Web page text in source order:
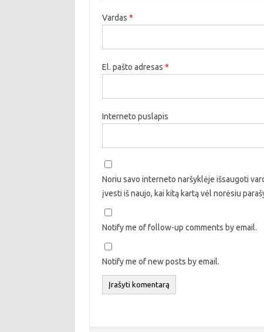
Vardas *
El. pašto adresas *
Interneto puslapis
Noriu savo interneto naršyklėje išsaugoti
įvesti iš naujo, kai kitą kartą vėl norėsiu
Notify me of follow-up comments by email.
Notify me of new posts by email.